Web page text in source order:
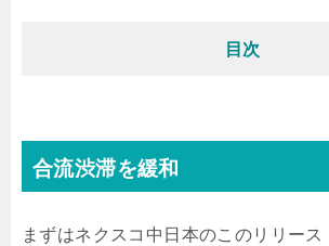
目次
合流渋滞を緩和
まずはネクスコ中日本のこのリリース